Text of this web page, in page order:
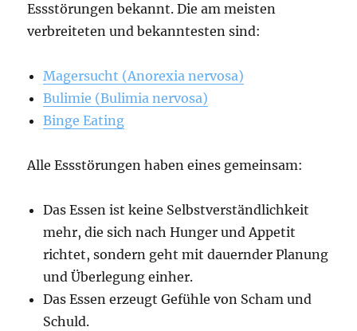
Essstörungen bekannt. Die am meisten
verbreiteten und bekanntesten sind:
Magersucht (Anorexia nervosa)
Bulimie (Bulimia nervosa)
Binge Eating
Alle Essstörungen haben eines gemeinsam:
Das Essen ist keine Selbstverständlichkeit
mehr, die sich nach Hunger und Appetit
richtet, sondern geht mit dauernder Planung
und Überlegung einher.
Das Essen erzeugt Gefühle von Scham und
Schuld.